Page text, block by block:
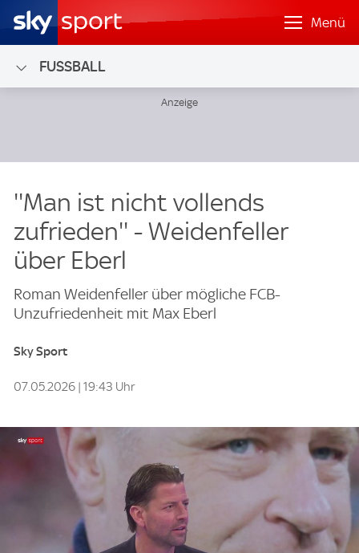
Menü
FUSSBALL
''Man ist nicht vollends
zufrieden'' - Weidenfeller
über Eberl
Roman Weidenfeller über mögliche FCB-
Unzufriedenheit mit Max Eberl
Sky Sport
07.05.2026 | 19:43 Uhr